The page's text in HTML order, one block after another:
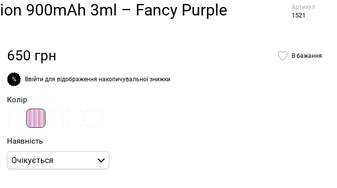
900mAh 3ml – Fancy Purple Артикул
1521
650 грн В бажання
% Ввійти для відображення накопичувальної знижки
Колір
Наявність
Очікується